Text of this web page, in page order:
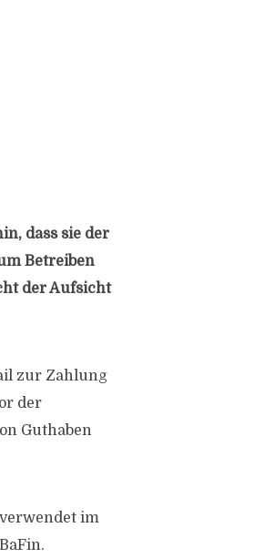
dass sie der
Betreiben
der Aufsicht
zur Zahlung
der
Guthaben
im